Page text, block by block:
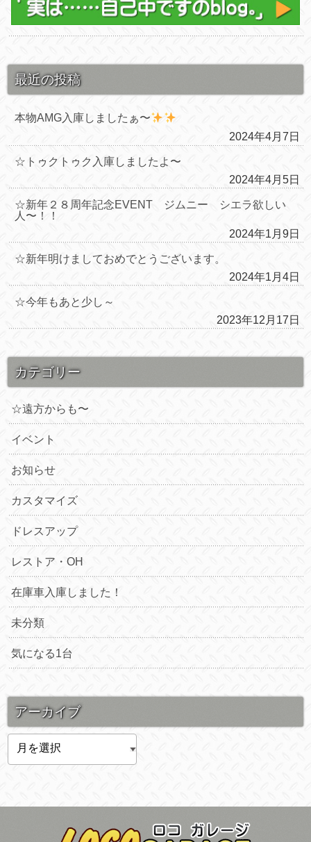
最近の投稿
本物AMG入庫しましたぁ〜
2024年4月7日
☆トゥクトゥク入庫しましたよ〜
2024年4月5日
☆新年２８周年記念EVENT ジムニー シエラ欲しい
人〜！！
2024年1月9日
☆新年明けましておめでとうございます。
2024年1月4日
☆今年もあと少し～
2023年12月17日
カテゴリー
☆遠方からも〜
イベント
お知らせ
カスタマイズ
ドレスアップ
レストア・OH
在庫車入庫しました！
未分類
気になる1台
アーカイブ
ブ